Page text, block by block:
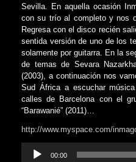
Sevilla. En aquella ocasión
con su trío al completo y nos
Regresa con el disco recién
sentida versión de uno de los
solamente por guitarra. En la
de temas de Sevara
(2003), a continuación nos
Sud África a escuchar
calles de Barcelona con el
“Barawanié” (2011)…
http://www.myspace.com/
Reproductor
00:00